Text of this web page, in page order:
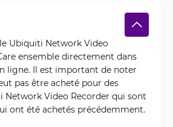
Ubiquiti Network Video
ensemble directement dans
ligne. Il est important de noter
pas être acheté pour des
Network Video Recorder qui sont
ont été achetés précédemment.